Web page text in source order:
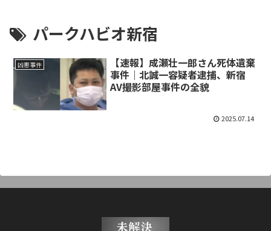
パークハビオ新宿
凶悪事件
【速報】成瀬壮一郎さん死体遺棄
事件｜北誠一容疑者逮捕、新宿
AV撮影部屋事件の全貌
2025.07.14